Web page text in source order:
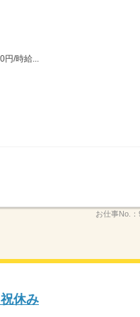
円/時給...
お仕事No.：
休み